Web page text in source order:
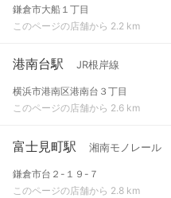
鎌倉市大船１丁目
このページの店舗から 2.2 km
港南台駅 JR根岸線
横浜市港南区港南台３丁目
このページの店舗から 2.6 km
富士見町駅 湘南モノレール
鎌倉市台２-１９-７
このページの店舗から 2.8 km